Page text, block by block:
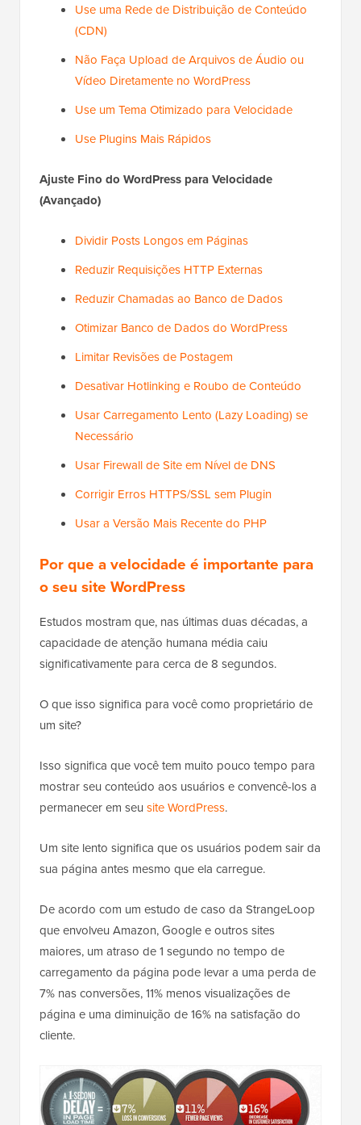
Use uma Rede de Distribuição de Conteúdo
(CDN)
Não Faça Upload de Arquivos de Áudio ou
Vídeo Diretamente no WordPress
Use um Tema Otimizado para Velocidade
Use Plugins Mais Rápidos
Ajuste Fino do WordPress para Velocidade
(Avançado)
Dividir Posts Longos em Páginas
Reduzir Requisições HTTP Externas
Reduzir Chamadas ao Banco de Dados
Otimizar Banco de Dados do WordPress
Limitar Revisões de Postagem
Desativar Hotlinking e Roubo de Conteúdo
Usar Carregamento Lento (Lazy Loading) se
Necessário
Usar Firewall de Site em Nível de DNS
Corrigir Erros HTTPS/SSL sem Plugin
Usar a Versão Mais Recente do PHP
Por que a velocidade é importante para
o seu site WordPress
Estudos mostram que, nas últimas duas décadas, a
capacidade de atenção humana média caiu
significativamente para cerca de 8 segundos.
O que isso significa para você como proprietário de
um site?
Isso significa que você tem muito pouco tempo para
mostrar seu conteúdo aos usuários e convencê-los a
permanecer em seu site WordPress.
Um site lento significa que os usuários podem sair da
sua página antes mesmo que ela carregue.
De acordo com um estudo de caso da StrangeLoop
que envolveu Amazon, Google e outros sites
maiores, um atraso de 1 segundo no tempo de
carregamento da página pode levar a uma perda de
7% nas conversões, 11% menos visualizações de
página e uma diminuição de 16% na satisfação do
cliente.